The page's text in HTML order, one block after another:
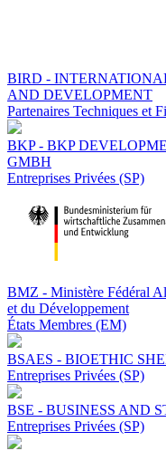
BIRD -
AND DEVELOPMENT
Partenaires Techniques et
BKP - BKP
GMBH
Entreprises Privées (SP)
BMZ - Ministère Fédéral
et du Développement
États Membres (EM)
BSAES - BIOETHIC
Entreprises Privées (SP)
BSE - BUSINESS AND
Entreprises Privées (SP)